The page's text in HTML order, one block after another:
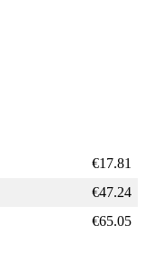
€17.81
€47.24
€65.05